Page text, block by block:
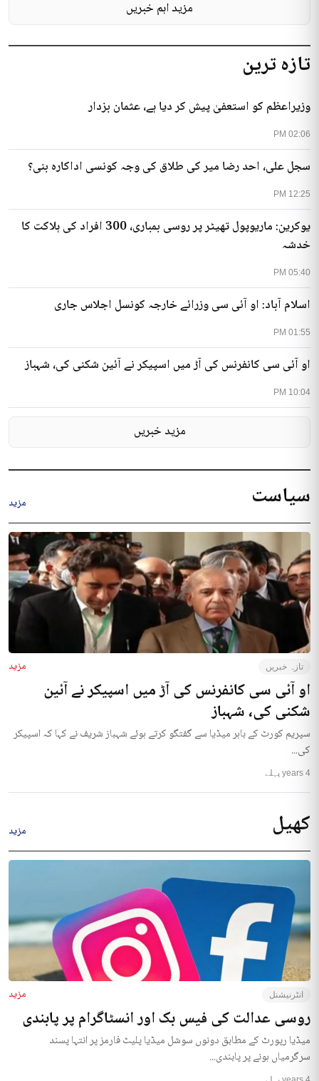
تازہ ترین
02:06 PM
وزیراعظم کو استعفیٰ پیش کر دیا ہے، عثمان بزدار
12:25 PM
سجل علی، احد رضا میر کی طلاق کی وجہ کونسی اداکارہ بنی؟
05:40 PM
یوکرین: ماریوپول تھیٹر پر روسی بمباری، 300 افراد کی ہلاکت کا
خدشہ
01:55 PM
اسلام آباد: او آئی سی وزرائے خارجہ کونسل اجلاس جاری
10:04 PM
او آئی سی کانفرنس کی آڑ میں اسپیکر نے آئین شکنی کی، شہباز
مزید خبریں
مزید اہم خبریں
سیاست مزید
تازہ خبریں مزید
او آئی سی کانفرنس کی آڑ میں اسپیکر نے آئین
شکنی کی، شہباز
سپریم کورٹ کے باہر میڈیا سے گفتگو کرتے ہوئے شہباز شریف نے کہا کہ اسپیکر
کی...
4 years پہلے
کھیل مزید
انٹرنیشنل مزید
روسی عدالت کی فیس بک اور انسٹاگرام پر پابندی
میڈیا رپورٹ کے مطابق دونوں سوشل میڈیا پلیٹ فارمز پر انتہا پسند
سرگرمیاں ہونے پر پابندی...